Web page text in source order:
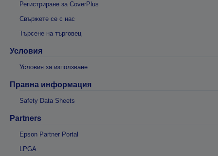
Регистриране за CoverPlus
Свържете се с нас
Търсене на търговец
Условия
Условия за използване
Правна информация
Safety Data Sheets
Partners
Epson Partner Portal
LPGA